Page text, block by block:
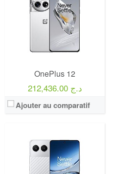
OnePlus 12
212,436.00 د.ج
Ajouter au comparatif